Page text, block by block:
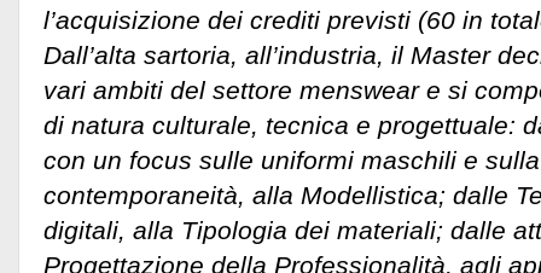
l’acquisizione dei crediti previsti (60 in
Dall’alta sartoria, all’industria, il Master
vari ambiti del settore menswear e si
di natura culturale, tecnica e progettuale:
con un focus sulle uniformi maschili e
contemporaneità, alla Modellistica; dalle
digitali, alla Tipologia dei materiali; dalle
Progettazione della Professionalità, agli